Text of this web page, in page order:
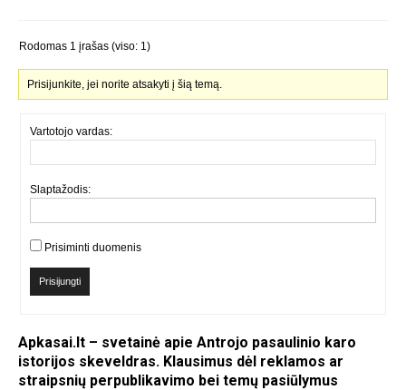
Rodomas 1 įrašas (viso: 1)
Prisijunkite, jei norite atsakyti į šią temą.
Vartotojo vardas:
Slaptažodis:
Prisiminti duomenis
Prisijungti
Apkasai.lt – svetainė apie Antrojo pasaulinio karo
istorijos skeveldras. Klausimus dėl reklamos ar
straipsnių perpublikavimo bei temų pasiūlymus